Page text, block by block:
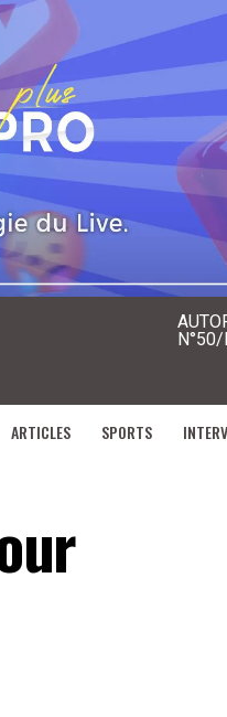
ARTICLES SPORTS